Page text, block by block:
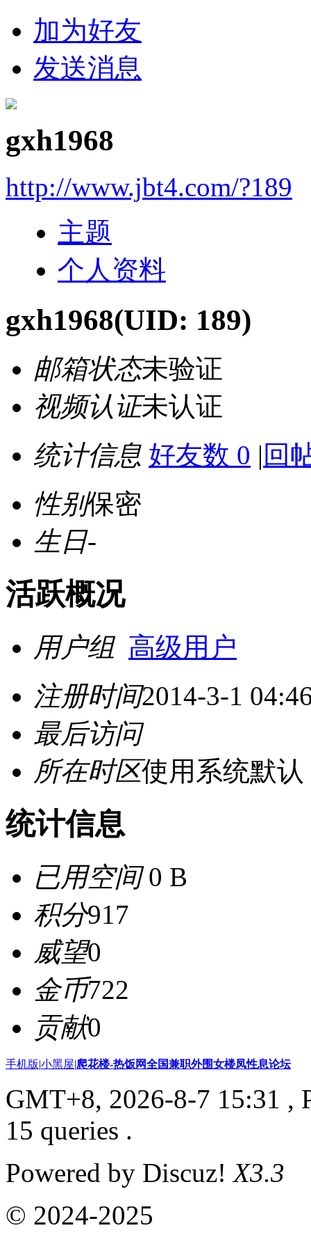
加为好友
发送消息
gxh1968
http://www.jbt4.com/?189
主题
个人资料
gxh1968(UID: 189)
邮箱状态未验证
视频认证未认证
统计信息 好友数 0 | 回
性别保密
生日-
活跃概况
用户组 高级用户
注册时间2014-3-1
最后访问
所在时区使用系统默认
统计信息
已用空间0 B
积分917
威望0
金币722
贡献0
手机版|小黑屋|爬花楼-热饭网全国兼职外围女楼凤性息论坛
GMT+8, 2026-8-7 15:31 ,
15 queries .
Powered by Discuz!X3.3
© 2024-2025